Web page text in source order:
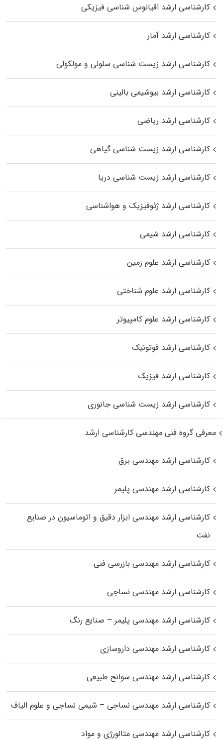
کارشناسی ارشد اقیانوس‌ شناسی فیزیکی
کارشناسی ارشد آمار
کارشناسی ارشد زیست شناسی سلولی و مولکولی
کارشناسی ارشد بیوشیمی بالینی
کارشناسی ارشد ریاضی
کارشناسی ارشد زیست‌ شناسی گیاهی
کارشناسی ارشد زیست‌ شناسی دریا
کارشناسی ارشد ژئوفیزیک و هواشناسی
کارشناسی ارشد شیمی
کارشناسی ارشد علوم زمین
کارشناسی ارشد علوم شناختی
کارشناسی ارشد علوم کامپیوتر
کارشناسی ارشد فوتونیک
کارشناسی ارشد فیزیک
کارشناسی ارشد زیست‌ شناسی جانوری
معرفی گروه فنی مهندسی کارشناسی ارشد
کارشناسی ارشد مهندسی برق
کارشناسی ارشد مهندسی پلیمر
کارشناسی ارشد مهندسی ابزار دقیق و اتوماسیون در صنایع
نفت
کارشناسی ارشد مهندسی بازرسی فنی
کارشناسی ارشد مهندسی نساجی
کارشناسی ارشد مهندسی پلیمر – صنایع رنگ
کارشناسی ارشد مهندسی داروسازی
کارشناسی ارشد مهندسی سوانح طبیعی
کارشناسی ارشد مهندسی نساجی – شیمی نساجی و علوم الیاف
کارشناسی ارشد مهندسی متالورژی و مواد